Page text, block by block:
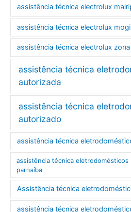
assistência técnica electrolux
assistência técnica electrolux
assistência técnica electrolux
assistência técnica
autorizada
assistência técnica
autorizado
assistência técnica
assistência técnica eletrodomésticos
parnaíba
Assistência técnica
assistência técnica